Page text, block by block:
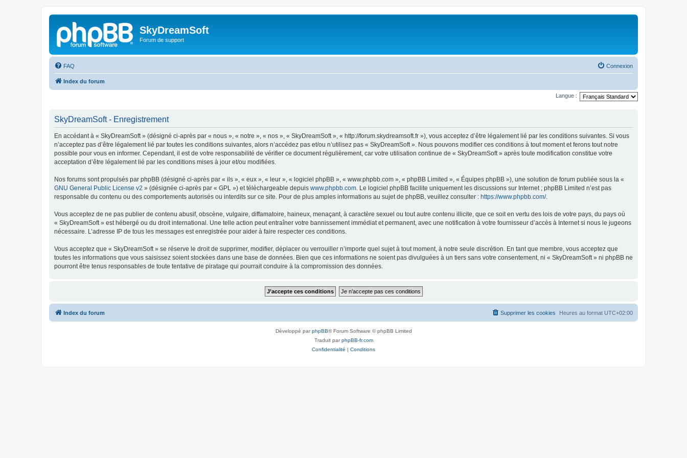
SkyDreamSoft
Forum de support
FAQ Connexion
Index du forum
Langue :
SkyDreamSoft - Enregistrement
En accédant à « SkyDreamSoft » (désigné ci-après par « nous », « notre », « nos », « SkyDreamSoft », « http://forum.skydreamsoft.fr »), vous acceptez d’être légalement lié par les conditions suivantes. Si vous
n’acceptez pas d’être légalement lié par toutes les conditions suivantes, alors n’accédez pas et/ou n’utilisez pas « SkyDreamSoft ». Nous pouvons modifier ces conditions à tout moment et ferons tout notre
possible pour vous en informer. Cependant, il est de votre responsabilité de vérifier ce document régulièrement, car votre utilisation continue de « SkyDreamSoft » après toute modification constitue votre
acceptation d’être légalement lié par les conditions mises à jour et/ou modifiées.
Nos forums sont propulsés par phpBB (désigné ci-après par « ils », « eux », « leur », « logiciel phpBB », « www.phpbb.com », « phpBB Limited », « Équipes phpBB »), une solution de forum publiée sous la «
GNU General Public License v2 » (désignée ci-après par « GPL ») et téléchargeable depuis www.phpbb.com. Le logiciel phpBB facilite uniquement les discussions sur Internet ; phpBB Limited n’est pas
responsable du contenu ou des comportements autorisés ou interdits sur ce site. Pour de plus amples informations au sujet de phpBB, veuillez consulter : https://www.phpbb.com/.
Vous acceptez de ne pas publier de contenu abusif, obscène, vulgaire, diffamatoire, haineux, menaçant, à caractère sexuel ou tout autre contenu illicite, que ce soit en vertu des lois de votre pays, du pays où
« SkyDreamSoft » est hébergé ou du droit international. Une telle action peut entraîner votre bannissement immédiat et permanent, avec une notification à votre fournisseur d’accès à Internet si nous le jugeons
nécessaire. L’adresse IP de tous les messages est enregistrée pour aider à faire respecter ces conditions.
Vous acceptez que « SkyDreamSoft » se réserve le droit de supprimer, modifier, déplacer ou verrouiller n’importe quel sujet à tout moment, à notre seule discrétion. En tant que membre, vous acceptez que
toutes les informations que vous saisissez soient stockées dans une base de données. Bien que ces informations ne soient pas divulguées à un tiers sans votre consentement, ni « SkyDreamSoft » ni phpBB ne
pourront être tenus responsables de toute tentative de piratage qui pourrait conduire à la compromission des données.
Index du forum Heures au format UTC+02:00
Supprimer les cookies
Développé parphpBB® Forum Software © phpBB Limited
Traduit parphpBB-fr.com
Confidentialité | Conditions